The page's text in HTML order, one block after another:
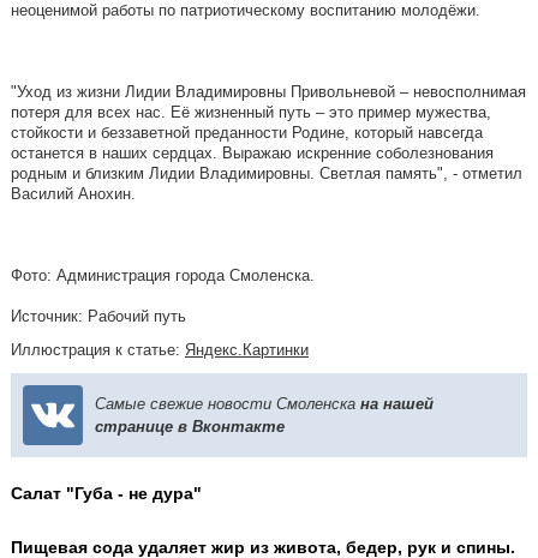
неоценимой работы по патриотическому воспитанию молодёжи.
"Уход из жизни Лидии Владимировны Привольневой – невосполнимая
потеря для всех нас. Её жизненный путь – это пример мужества,
стойкости и беззаветной преданности Родине, который навсегда
останется в наших сердцах. Выражаю искренние соболезнования
родным и близким Лидии Владимировны. Светлая память", - отметил
Василий Анохин.
Фото: Администрация города Смоленска.
Источник: Рабочий путь
Иллюстрация к статье: Яндекс.Картинки
Самые свежие новости Смоленска на нашей
странице в Вконтакте
Салат "Губа - не дура"
Пищевая сода удаляет жир из живота, бедер, рук и спины.